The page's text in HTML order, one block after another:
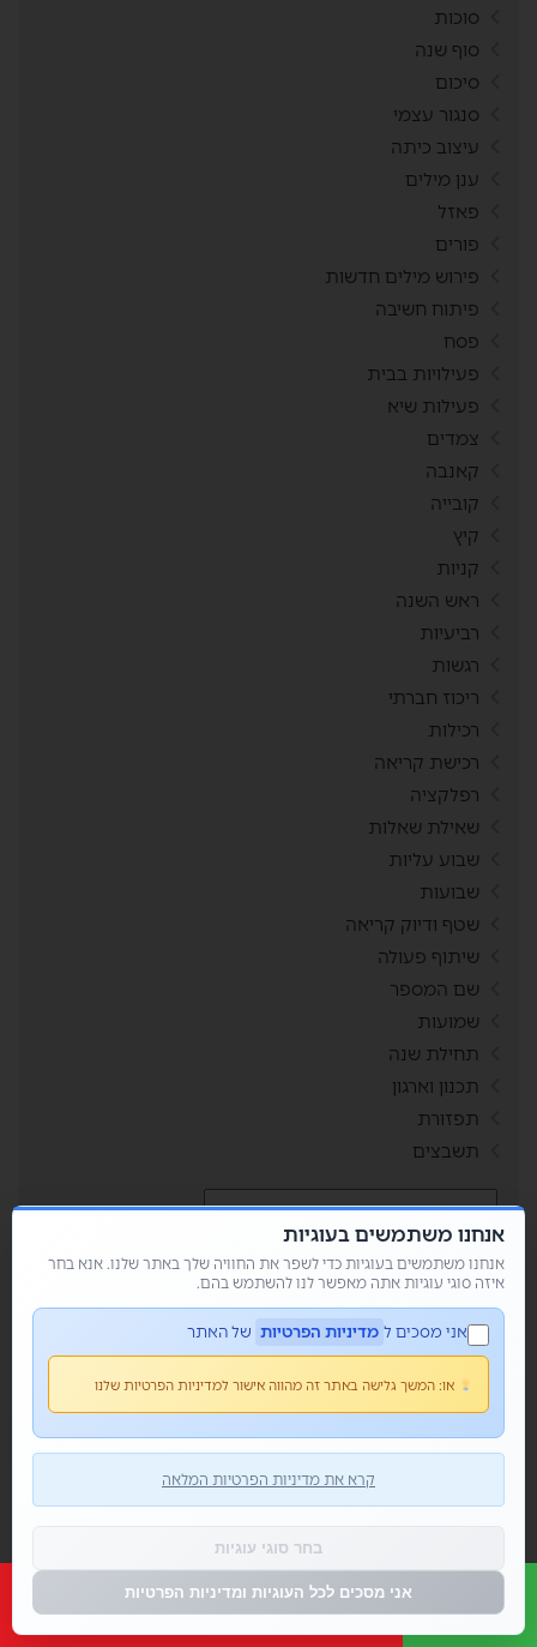
סוכות
סוף שנה
סיכום
סנגור עצמי
עיצוב כיתה
ענן מילים
פאזל
פורים
פירוש מילים חדשות
פיתוח חשיבה
פסח
פעילויות בבית
פעילות שיא
צמדים
קאנבה
קובייה
קיץ
קניות
ראש השנה
רביעיות
רגשות
ריכוז חברתי
רכילות
רכישת קריאה
רפלקציה
שאילת שאלות
שבוע עליות
שבועות
שטף ודיוק קריאה
שיתוף פעולה
שם המספר
שמועות
תחילת שנה
תכנון וארגון
תפזורת
תשבצים
אני מסכים למדיניות הפרטיות
תגיות
דאבל עם תמונות
הערכה חלופית וורדעל זום יויו
כיפת ברזל כלים טכנולוגיים
מחולל דאבל
משחק משחק כיתתי
רב תרבותית
פוסטים אחרונים
אנחנו משתמשים בעוגיות
אנחנו משתמשים בעוגיות כדי לשפר את החוויה שלך באתר שלנו. אנא בחר
איזה סוגי עוגיות אתה מאפשר לנו להשתמש בהם.
אני מסכים ל מדיניות הפרטיות של האתר
או: המשך גלישה באתר זה מהווה אישור למדיניות הפרטיות שלנו
קרא את מדיניות הפרטיות המלאה
בחר סוגי עוגיות
אני מסכים לכל העוגיות ומדיניות הפרטיות